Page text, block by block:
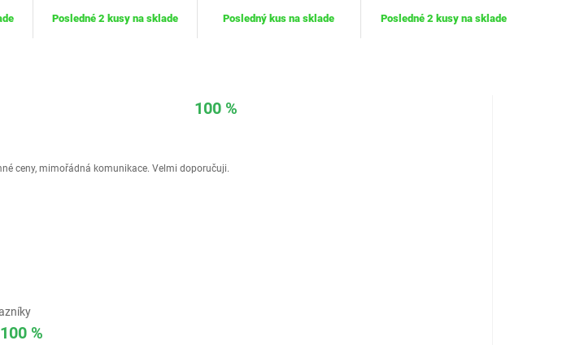
Posledné 2 kusy na sklade Posledný kus na sklade Posledné 2 kusy na sklade
100 %
ceny, mimořádná komunikace. Velmi doporučuji.
100 %